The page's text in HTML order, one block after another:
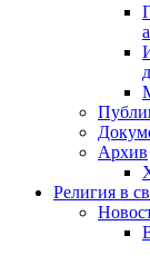
Архив
Религия в